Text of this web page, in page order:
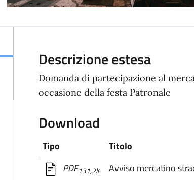
Descrizione estesa
Domanda di partecipazione al
occasione della festa Patronale
Download
Tipo Titolo
PDF131,2K Avviso mercatino